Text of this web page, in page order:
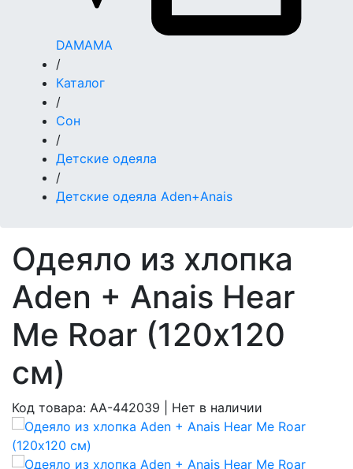
DAMAMA
/
Каталог
/
Сон
/
Детские одеяла
/
Детские одеяла Aden+Anais
Одеяло из хлопка
Aden + Anais Hear
Me Roar (120х120
см)
Код товара: AA-442039 Нет в наличии